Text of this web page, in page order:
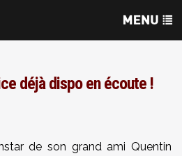
déjà dispo en écoute !
de son grand ami Quentin